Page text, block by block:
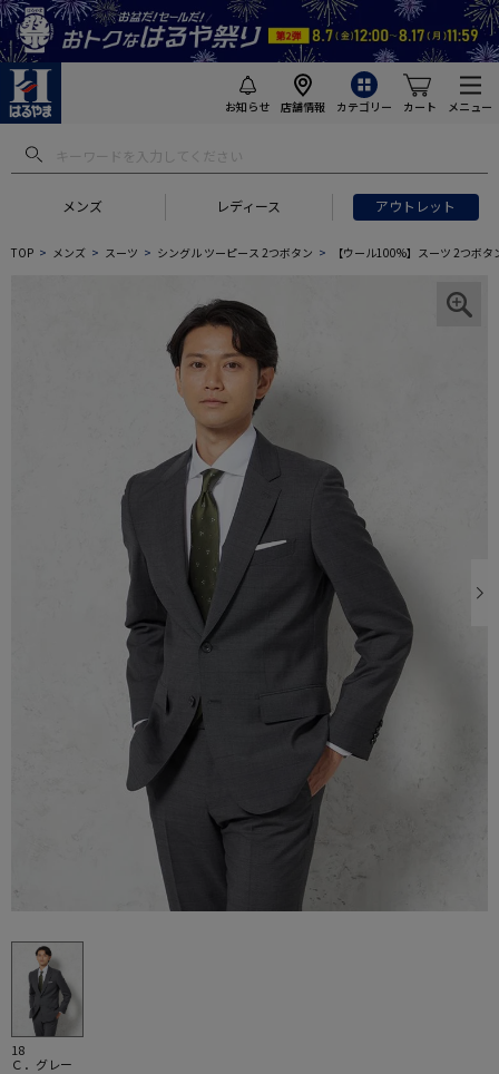
お知らせ 店舗情報 カテゴリー カート メニュー
メンズ レディース アウトレット
TOP メンズ スーツ シングル ツーピース 2つボタン 【ウール100%】スーツ 2つボ
18
Ｃ．グレー